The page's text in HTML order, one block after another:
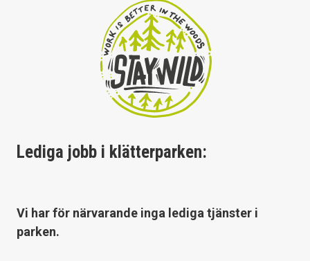
Lediga jobb i klätterparken:
Vi har för närvarande inga lediga tjänster i
parken.